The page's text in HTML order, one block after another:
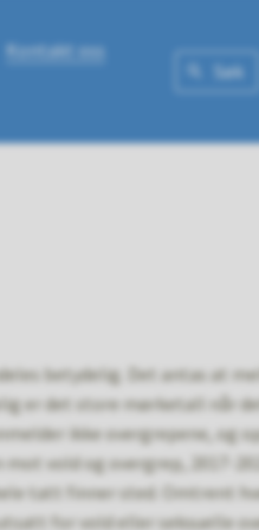
Søk
Kontakt oss
betydelig. Det antas at
er det store mørketall når
ikke overgrepene, og
vold og overgrep, 2017-
tatt finner sted. Omtrent
for vold eller seksuelle